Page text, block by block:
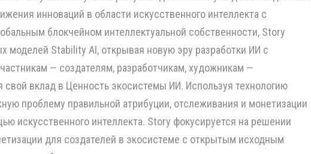
инноваций в области искусственного интеллекта с
блокчейном интеллектуальной собственности, Story
моделей Stability AI, открывая новую эру разработки ИИ с
— создателям, разработчикам, художникам —
свой вклад в Ценность экосистемы ИИ. Используя технологию
проблему правильной атрибуции, отслеживания и монетизации
искусственного интеллекта. Story фокусируется на решении
для создателей в экосистеме с открытым исходным